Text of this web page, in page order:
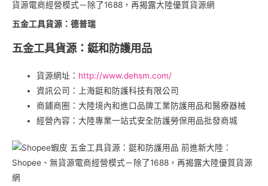
五金工具貨源：德普瑞
五金工具貨源：鋌和防護用品
貨源網址： http://www.dehsm.com/
資訊公司：上海鋌和防護科技有限公司
商鋪商圈：大陸境內和進口品牌工業防護用品和醫療器械
經營內容：大陸專業一站式安全防護勞保用品批發商城